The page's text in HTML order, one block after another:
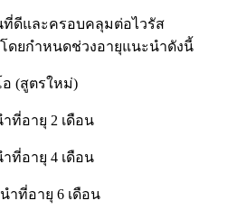
ดีและครอบคลุมต่อไวรัส
ดยกำหนดช่วงอายุแนะนำดังนี้
อ (สูตรใหม่)
ที่อายุ 2 เดือน
ที่อายุ 4 เดือน
ำที่อายุ 6 เดือน